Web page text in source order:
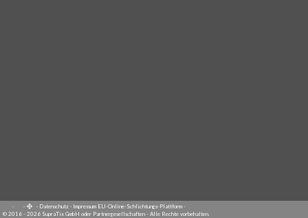
· · · Datenschutz · Impressum EU-Online-Schlichtungs-Plattform ·
© 2016 - 2026 SupraTix GmbH oder Partnergesellschaften - Alle Rechte vorbehalten.